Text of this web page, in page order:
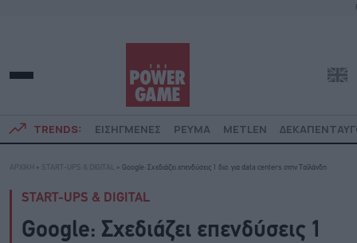
TRENDS: ΕΙΣΗΓΜΕΝΕΣ ΡΕΥΜΑ METLEN
ΑΡΧΙΚΗ » START-UPS & DIGITAL » Google: Σχεδιάζει επενδύσεις 1 δισ. για data centers στην Ταϊλάνδη
START-UPS & DIGITAL
Google: Σχεδιάζει επενδύσεις 1